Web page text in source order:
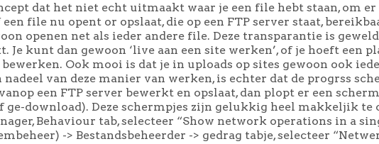
dat het niet echt uitmaakt waar je een file hebt staan, om er
file nu opent or opslaat, die op een FTP server staat,
openen net als ieder andere file. Deze transparantie is
kunt dan gewoon ‘live aan een site werken’, of je hoeft een
Ook mooi is dat je in uploads op sites gewoon ook
van deze manier van werken, is echter dat de progrss
een FTP server bewerkt en opslaat, dan plopt er een
ge-download). Deze schermpjes zijn gelukkig heel makkeljik
Behaviour tab, selecteer “Show network operations in a
-> Bestandsbeheerder -> gedrag tabje, selecteer